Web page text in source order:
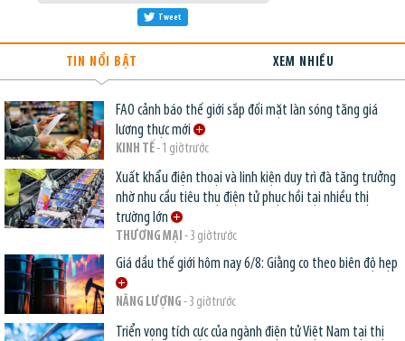
Tweet
TIN NỔI BẬT XEM NHIỀU
FAO cảnh báo thế giới sắp đối mặt làn sóng tăng giá
lương thực mới
KINH TẾ- 1 giờ trước
Xuất khẩu điện thoại và linh kiện duy trì đà tăng trưởng
nhờ nhu cầu tiêu thụ điện tử phục hồi tại nhiều thị
trường lớn
THƯƠNG MẠI - 3 giờ trước
Giá dầu thế giới hôm nay 6/8: Giằng co theo biên độ hẹp
NĂNG LƯỢNG - 3 giờ trước
Triển vọng tích cực của ngành điện tử Việt Nam tại thị